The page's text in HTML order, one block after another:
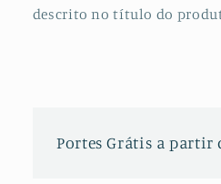
descrito no título do
Portes Grátis a partir